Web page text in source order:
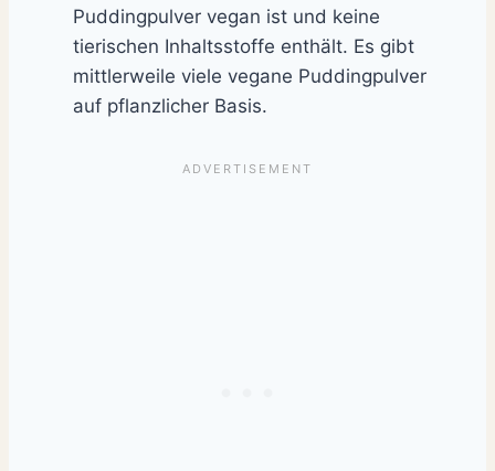
Puddingpulver vegan ist und keine
tierischen Inhaltsstoffe enthält. Es gibt
mittlerweile viele vegane Puddingpulver
auf pflanzlicher Basis.